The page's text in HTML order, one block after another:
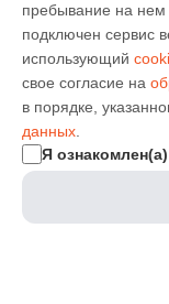
пребывание на
подключен сервис
использующий
свое согласие на
в порядке,
данных
Я